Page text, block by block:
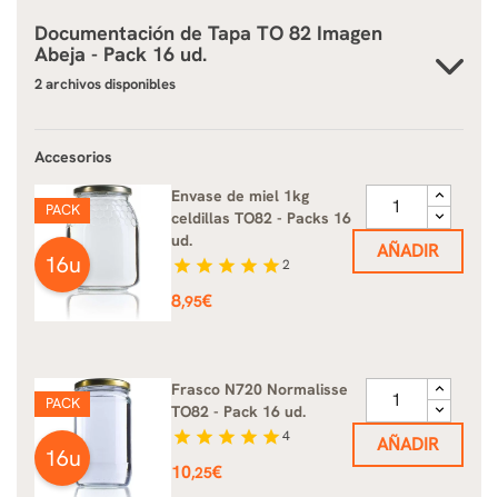
Documentación de Tapa TO 82 Imagen
Abeja - Pack 16 ud.
2 archivos disponibles
Accesorios
Envase de miel 1kg
celdillas TO82 - Packs 16
ud.
star star star star star2
Precio
8,95€
PACK
16u AÑADIR
Frasco N720 Normalisse
TO82 - Pack 16 ud.
star star star star star4
Precio
10,25€
PACK
16u AÑADIR